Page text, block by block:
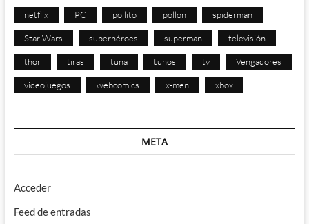
netflix PC pollito pollon spiderman
Star Wars superhéroes superman televisión
thor tiras tuna tunos tv Vengadores
videojuegos webcomics x-men xbox
META
Acceder
Feed de entradas